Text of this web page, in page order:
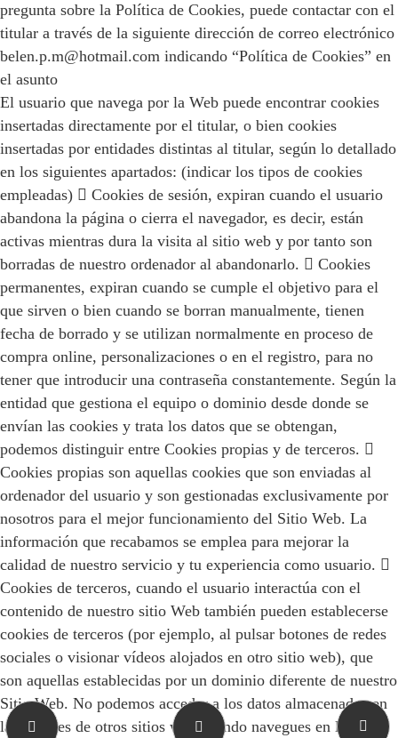
pregunta sobre la Política de Cookies, puede contactar con el
titular a través de la siguiente dirección de correo electrónico
belen.p.m@hotmail.com indicando “Política de Cookies” en
el asunto
El usuario que navega por la Web puede encontrar cookies
insertadas directamente por el titular, o bien cookies
insertadas por entidades distintas al titular, según lo detallado
en los siguientes apartados: (indicar los tipos de cookies
empleadas)  Cookies de sesión, expiran cuando el usuario
abandona la página o cierra el navegador, es decir, están
activas mientras dura la visita al sitio web y por tanto son
borradas de nuestro ordenador al abandonarlo.  Cookies
permanentes, expiran cuando se cumple el objetivo para el
que sirven o bien cuando se borran manualmente, tienen
fecha de borrado y se utilizan normalmente en proceso de
compra online, personalizaciones o en el registro, para no
tener que introducir una contraseña constantemente. Según la
entidad que gestiona el equipo o dominio desde donde se
envían las cookies y trata los datos que se obtengan,
podemos distinguir entre Cookies propias y de terceros. 
Cookies propias son aquellas cookies que son enviadas al
ordenador del usuario y son gestionadas exclusivamente por
nosotros para el mejor funcionamiento del Sitio Web. La
información que recabamos se emplea para mejorar la
calidad de nuestro servicio y tu experiencia como usuario. 
Cookies de terceros, cuando el usuario interactúa con el
contenido de nuestro sitio Web también pueden establecerse
cookies de terceros (por ejemplo, al pulsar botones de redes
sociales o visionar vídeos alojados en otro sitio web), que
son aquellas establecidas por un dominio diferente de nuestro
Sitio Web. No podemos acceder a los datos almacenados en
las cookies de otros sitios web cuando navegues en los